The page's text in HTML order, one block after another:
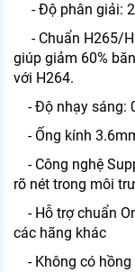
- Độ phân giải: 2
- Chuẩn H265/
giúp giảm 60%
với H264.
- Độ nhạy sáng:
- Ống kính
- Công nghệ
rõ nét trong môi
- Hỗ trợ chuẩn
các hãng khác
- Không có hồng